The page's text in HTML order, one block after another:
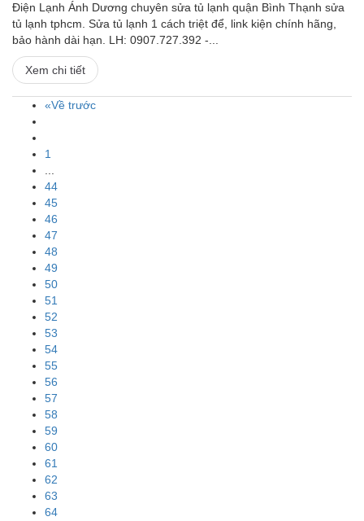
Điện Lạnh Ánh Dương chuyên sửa tủ lạnh quận Bình Thạnh sửa
tủ lạnh tphcm. Sửa tủ lạnh 1 cách triệt để, link kiện chính hãng,
bảo hành dài hạn. LH: 0907.727.392 -...
Xem chi tiết
«Về trước
1
44
45
46
47
48
49
50
51
52
53
54
55
56
57
58
59
60
61
62
63
64